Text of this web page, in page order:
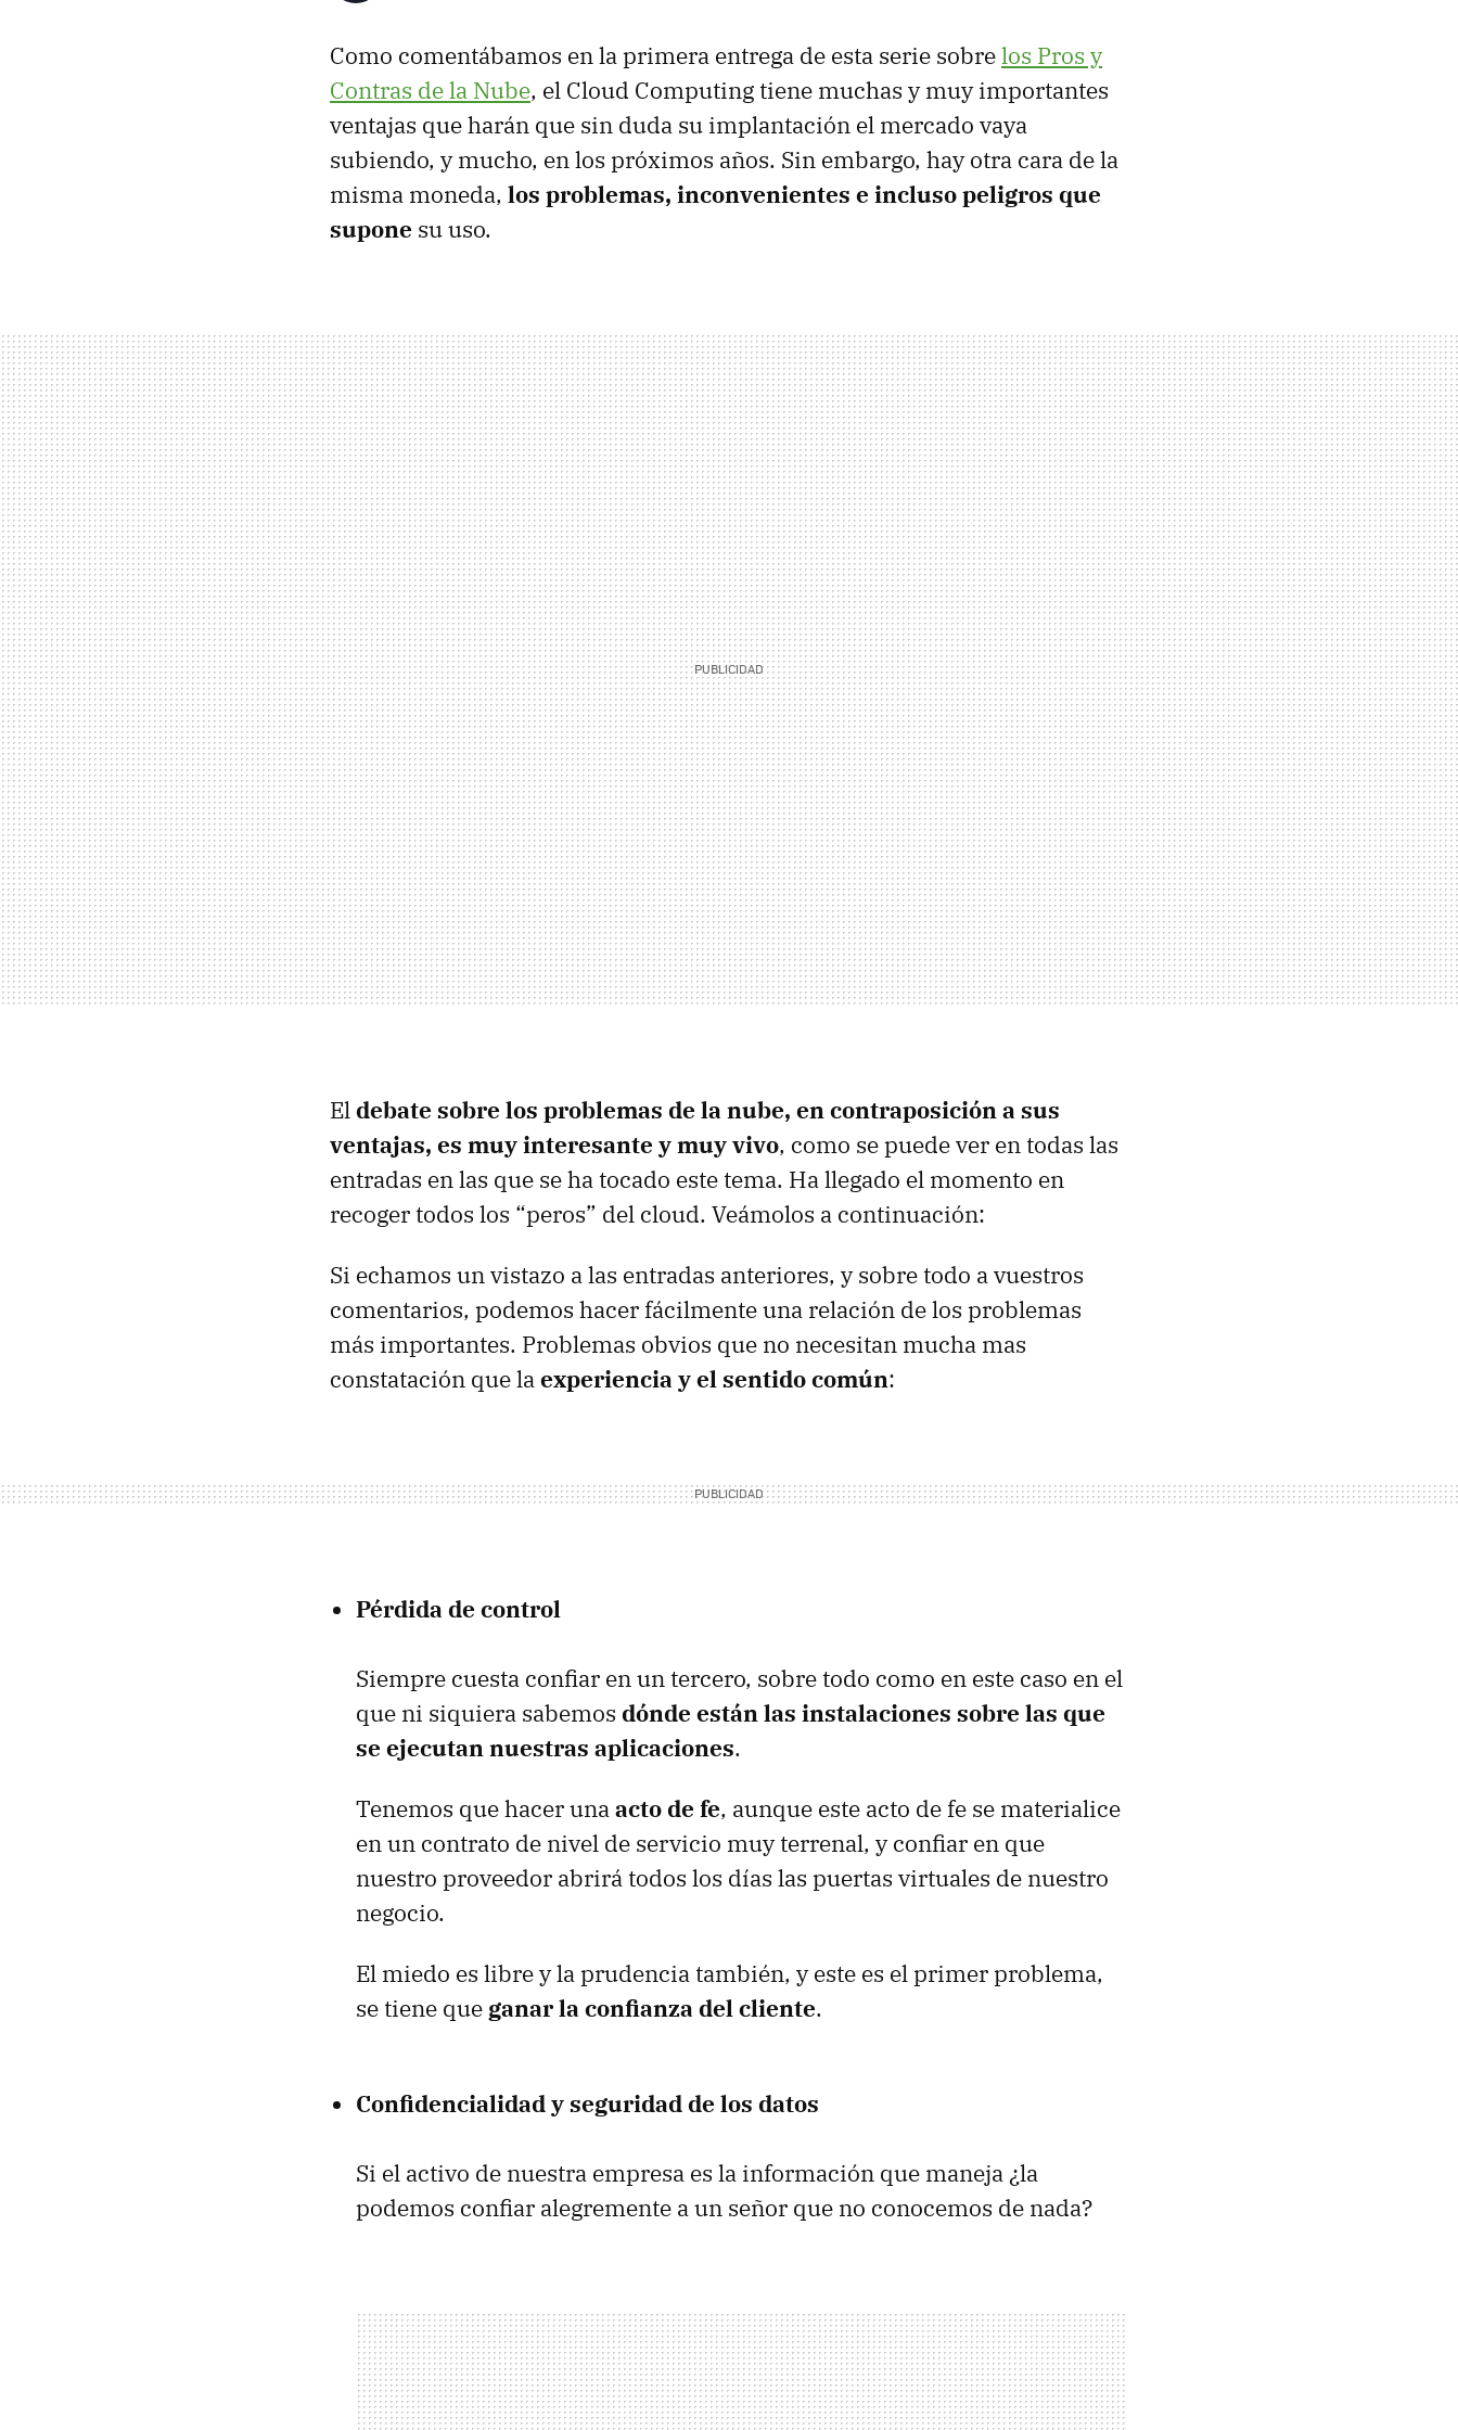
Como comentábamos en la primera entrega de esta serie sobrelos Pros y
Contras de la Nube, el Cloud Computing tiene muchas y muy importantes
ventajas que harán que sin duda su implantación el mercado vaya
subiendo, y mucho, en los próximos años. Sin embargo, hay otra cara de la
misma moneda, los problemas, inconvenientes e incluso peligros que
supone su uso.
Eldebate sobre los problemas de la nube, en contraposición a sus
ventajas, es muy interesante y muy vivo, como se puede ver en todas las
entradas en las que se ha tocado este tema. Ha llegado el momento en
recoger todos los “peros” del cloud. Veámolos a continuación:
Si echamos un vistazo a las entradas anteriores, y sobre todo a vuestros
comentarios, podemos hacer fácilmente una relación de los problemas
más importantes. Problemas obvios que no necesitan mucha mas
constatación que laexperiencia y el sentido común:
Pérdida de control
Siempre cuesta confiar en un tercero, sobre todo como en este caso en el
que ni siquiera sabemos dónde están las instalaciones sobre las que
se ejecutan nuestras aplicaciones.
Tenemos que hacer unaacto de fe, aunque este acto de fe se materialice
en un contrato de nivel de servicio muy terrenal, y confiar en que
nuestro proveedor abrirá todos los días las puertas virtuales de nuestro
negocio.
El miedo es libre y la prudencia también, y este es el primer problema,
se tiene que ganar la confianza del cliente.
Confidencialidad y seguridad de los datos
Si el activo de nuestra empresa es la información que maneja ¿la
podemos confiar alegremente a un señor que no conocemos de nada?